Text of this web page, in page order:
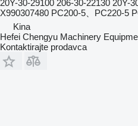
20Y-30-29100 206-30-22130 20Y-
X990307480 PC200-5、PC220-5
Kina
Hefei Chengyu Machinery
Kontaktirajte prodavca